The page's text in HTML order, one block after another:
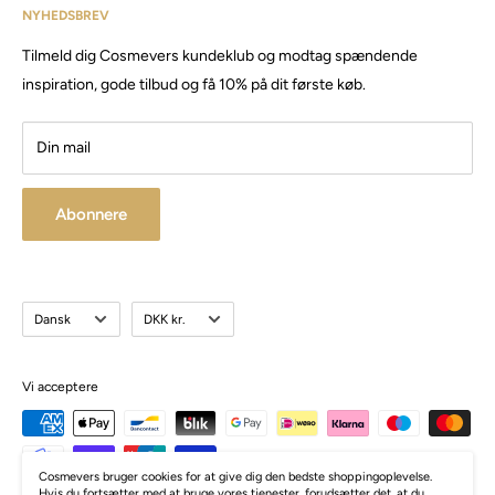
har siden da solgt produkter og maskiner, til både privat &
Besøg vores store butik / showroom i Brabrand.
NYHEDSBREV
Tilmeld dig Cosmevers kundeklub og modtag spændende
inspiration, gode tilbud og få 10% på dit første køb.
Din mail
Abonnere
CVR: 41 50 56 21
Sprog
Dansk Valuta
DKK kr.
Vi acceptere
Cosmevers bruger cookies for at give dig den bedste shoppingoplevelse.